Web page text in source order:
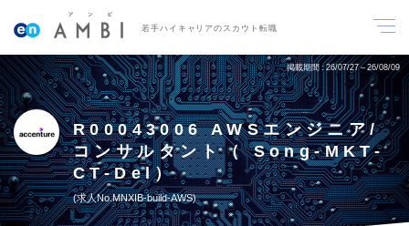
若手ハイキャリアのスカウト転職
掲載期間 26/07/27～26/08/09
R00043006 AWSエンジニア/
コンサルタント（ Song-MKT-
CT-Del）
求人No.MNXIB-build-AWS